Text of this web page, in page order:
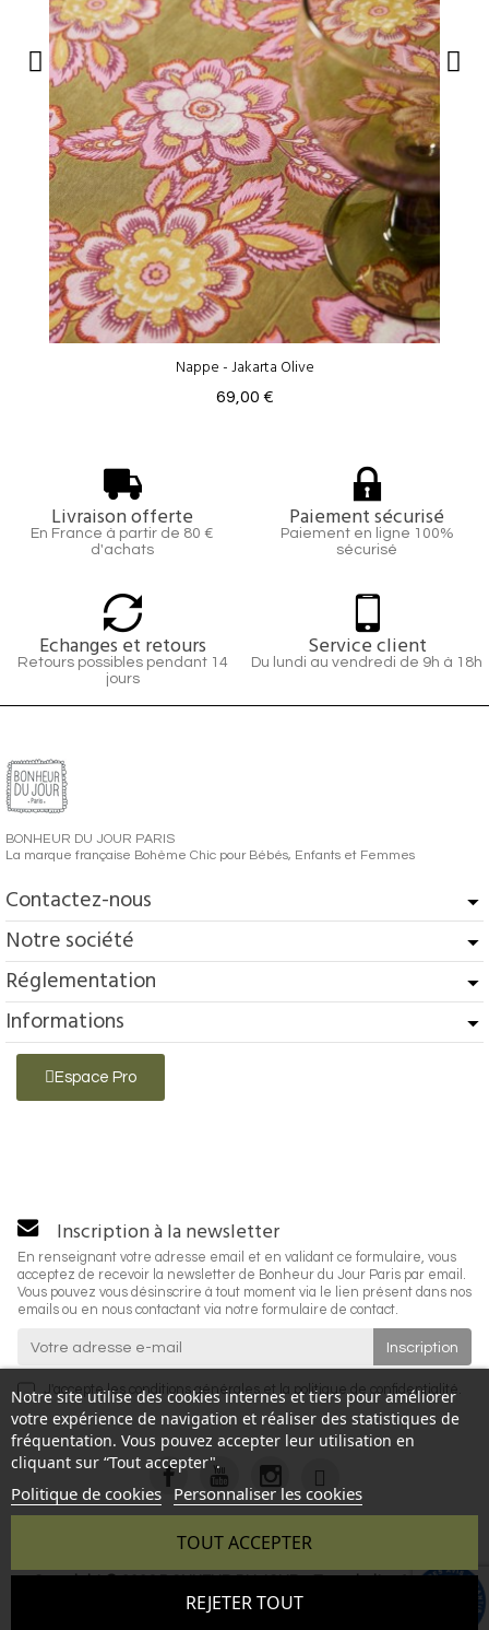
Nappe - Jakarta Olive
69,00 €
Livraison offerte
En France à partir de 80 €
d'achats
Paiement sécurisé
Paiement en ligne 100%
sécurisé
Echanges et retours
Retours possibles pendant 14
jours
Service client
Du lundi au vendredi de 9h à 18h
BONHEUR DU JOUR PARIS
La marque française Bohème Chic pour Bébés, Enfants et Femmes
Contactez-nous
Notre société
Réglementation
Informations
Espace Pro
Notre site utilise des cookies internes et tiers pour améliorer
votre expérience de navigation et réaliser des statistiques de
fréquentation. Vous pouvez accepter leur utilisation en
cliquant sur “Tout accepter".
Politique de cookies Personnaliser les cookies
REJETER TOUT
TOUT ACCEPTER
Inscription à la newsletter
En renseignant votre adresse email et en validant ce formulaire, vous
acceptez de recevoir la newsletter de Bonheur du Jour Paris par email.
Vous pouvez vous désinscrire à tout moment via le lien présent dans nos
emails ou en nous contactant via notre formulaire de contact.
J'accepte les conditions générales et la politique de confidentialité.
- Reproduction interdite sans autorisation - Site réalisé par :